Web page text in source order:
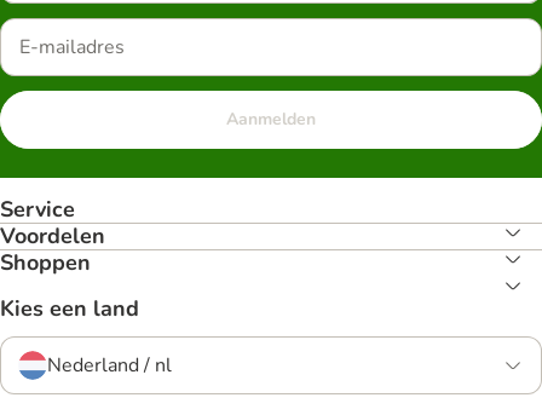
Aanmelden
Service
Voordelen
Shoppen
Kies een land
Nederland / nl